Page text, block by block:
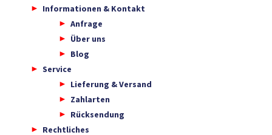
Informationen & Kontakt
Anfrage
Über uns
Blog
Service
Lieferung & Versand
Zahlarten
Rücksendung
Rechtliches